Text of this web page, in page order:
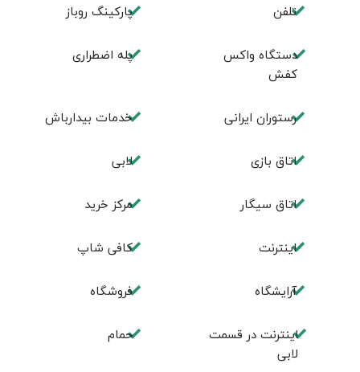
تلفن پارکینگ روباز
دستگاه واکس
کفش
پله اضطراری
رستوران ایرانی خدمات بیدارباش
اتاق بازی لابی
اتاق سیگار مرکز خرید
اینترنت کافی شاپ
آرایشگاه فروشگاه
اینترنت در قسمت
لابی
حمام